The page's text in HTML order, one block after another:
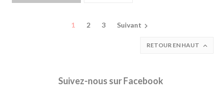
1 2 3 Suivant 
RETOUR EN HAUT 
Suivez-nous sur Facebook